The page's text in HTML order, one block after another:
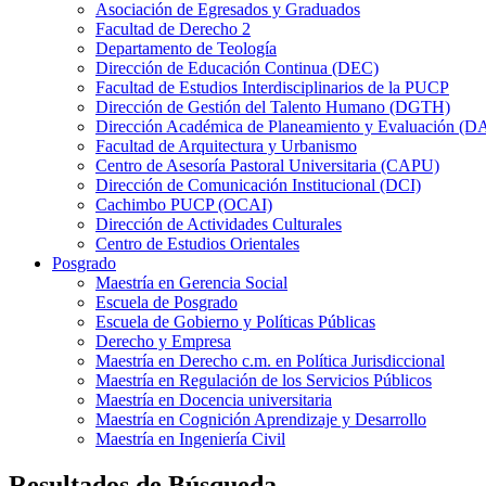
Asociación de Egresados y Graduados
Facultad de Derecho 2
Departamento de Teología
Dirección de Educación Continua (DEC)
Facultad de Estudios Interdisciplinarios de la PUCP
Dirección de Gestión del Talento Humano (DGTH)
Dirección Académica de Planeamiento y Evaluación
Facultad de Arquitectura y Urbanismo
Centro de Asesoría Pastoral Universitaria (CAPU)
Dirección de Comunicación Institucional (DCI)
Cachimbo PUCP (OCAI)
Dirección de Actividades Culturales
Centro de Estudios Orientales
Posgrado
Maestría en Gerencia Social
Escuela de Posgrado
Escuela de Gobierno y Políticas Públicas
Derecho y Empresa
Maestría en Derecho c.m. en Política Jurisdiccional
Maestría en Regulación de los Servicios Públicos
Maestría en Docencia universitaria
Maestría en Cognición Aprendizaje y Desarrollo
Maestría en Ingeniería Civil